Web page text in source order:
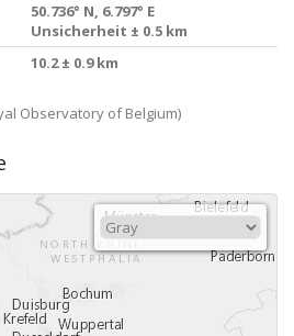
50.736° N, 6.797° E
Unsicherheit ± 0.5 km
10.2 ± 0.9 km
Observatory of Belgium)